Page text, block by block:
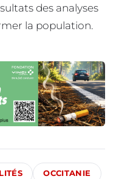
des analyses
la population.
OCCITANIE